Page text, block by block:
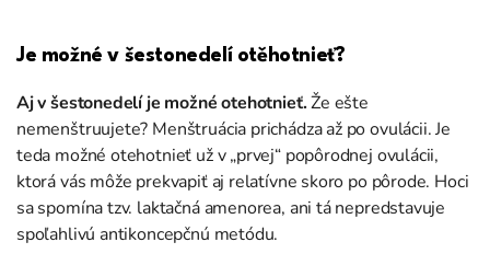
Je možné v šestonedelí otěhotnieť?
Aj v šestonedelí je možné otehotnieť.Že ešte
nemenštruujete? Menštruácia prichádza až po ovulácii. Je
teda možné otehotnieť už v „prvej“ popôrodnej ovulácii,
ktorá vás môže prekvapiť aj relatívne skoro po pôrode. Hoci
sa spomína tzv. laktačná amenorea, ani tá nepredstavuje
spoľahlivú antikoncepčnú metódu.